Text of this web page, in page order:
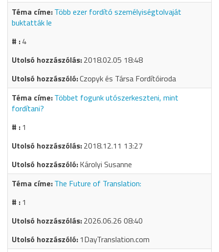
Több ezer fordító személyiségtolvaját
buktatták le
4
2018.02.05 18:48
Czopyk és Társa Fordítóiroda
Többet fogunk utószerkeszteni, mint
fordítani?
1
2018.12.11 13:27
Károlyi Susanne
The Future of Translation:
1
2026.06.26 08:40
1DayTranslation.com